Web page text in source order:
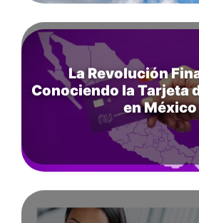
La Revolución
Conociendo la Tarjeta
en México